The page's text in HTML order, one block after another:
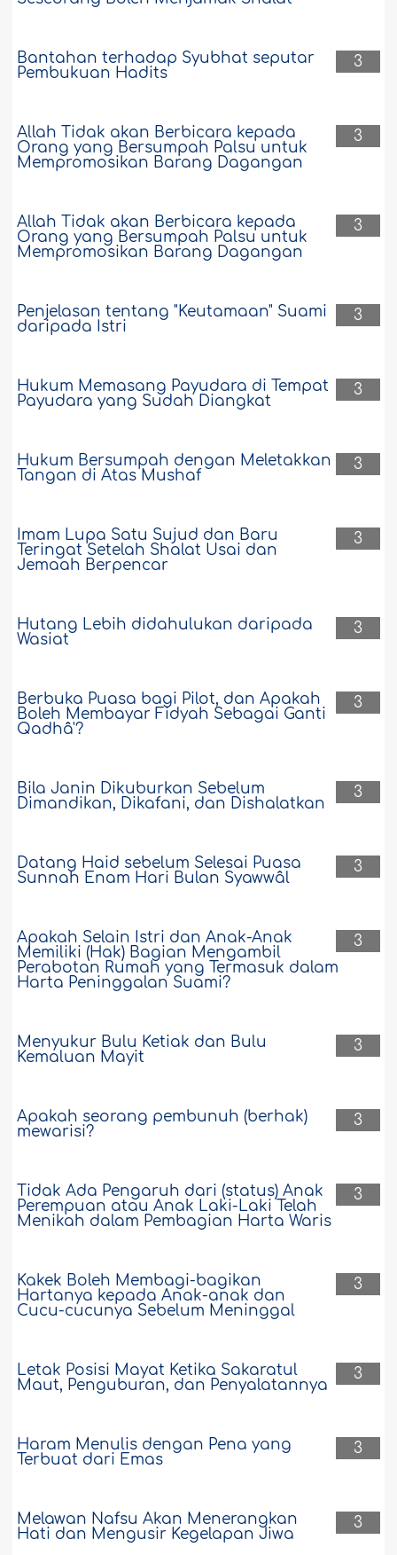
3
Bantahan terhadap Syubhat seputar
Pembukuan Hadits
3
Allah Tidak akan Berbicara kepada
Orang yang Bersumpah Palsu untuk
Mempromosikan Barang Dagangan
3
Allah Tidak akan Berbicara kepada
Orang yang Bersumpah Palsu untuk
Mempromosikan Barang Dagangan
3
Penjelasan tentang "Keutamaan" Suami
daripada Istri
3
Hukum Memasang Payudara di Tempat
Payudara yang Sudah Diangkat
3
Hukum Bersumpah dengan Meletakkan
Tangan di Atas Mushaf
3
Imam Lupa Satu Sujud dan Baru
Teringat Setelah Shalat Usai dan
Jemaah Berpencar
3
Hutang Lebih didahulukan daripada
Wasiat
3
Berbuka Puasa bagi Pilot, dan Apakah
Boleh Membayar Fidyah Sebagai Ganti
Qadhâ'?
3
Bila Janin Dikuburkan Sebelum
Dimandikan, Dikafani, dan Dishalatkan
3
Datang Haid sebelum Selesai Puasa
Sunnah Enam Hari Bulan Syawwâl
3
Apakah Selain Istri dan Anak-Anak
Memiliki (Hak) Bagian Mengambil
Perabotan Rumah yang Termasuk dalam
Harta Peninggalan Suami?
3
Menyukur Bulu Ketiak dan Bulu
Kemaluan Mayit
3
Apakah seorang pembunuh (berhak)
mewarisi?
3
Tidak Ada Pengaruh dari (status) Anak
Perempuan atau Anak Laki-Laki Telah
Menikah dalam Pembagian Harta Waris
3
Kakek Boleh Membagi-bagikan
Hartanya kepada Anak-anak dan
Cucu-cucunya Sebelum Meninggal
3
Letak Posisi Mayat Ketika Sakaratul
Maut, Penguburan, dan Penyalatannya
3
Haram Menulis dengan Pena yang
Terbuat dari Emas
3
Melawan Nafsu Akan Menerangkan
Hati dan Mengusir Kegelapan Jiwa